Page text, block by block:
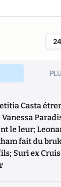
Casta
le leur;
fait du
Suri ex